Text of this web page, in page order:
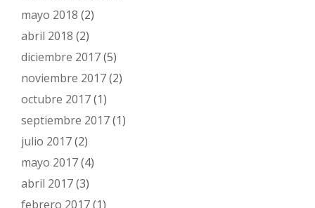
mayo 2018 (2)
abril 2018 (2)
diciembre 2017(5)
noviembre 2017(2)
octubre 2017(1)
septiembre 2017(1)
julio 2017(2)
mayo 2017(4)
abril 2017(3)
febrero 2017(1)